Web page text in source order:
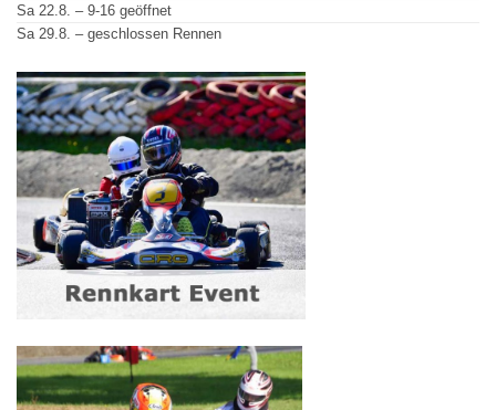
Sa 22.8. – 9-16 geöffnet
Sa 29.8. – geschlossen Rennen